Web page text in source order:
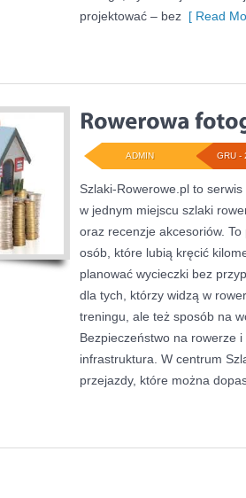
projektować – bez [ Read
GRU -
ADMIN
Szlaki-Rowerowe.pl to
w jednym miejscu szlaki
oraz recenzje akcesoriów.
osób, które lubią kręcić
planować wycieczki bez
dla tych, którzy widzą w
treningu, ale też sposób na
Bezpieczeństwo na rowerze
infrastruktura. W centrum
przejazdy, które można